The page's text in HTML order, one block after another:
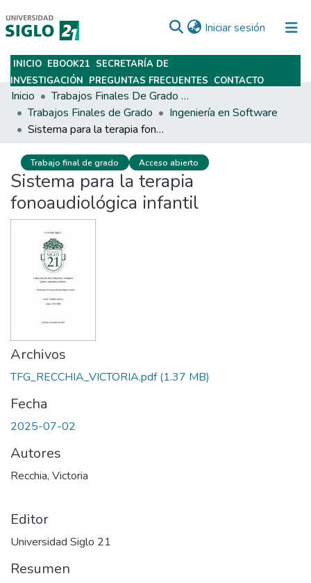
Iniciar sesión (current)
Subir
INICIO EBOOK21 SECRETARÍA DE
INVESTIGACIÓN PREGUNTAS FRECUENTES CONTACTO
Inicio
Trabajos Finales De Grado Y Posgrado
Trabajos Finales de Grado
Ingeniería en Software
Sistema para la terapia fonoaudiológica infantil
Trabajo final de grado Acceso abierto
Sistema para la terapia
fonoaudiológica infantil
Archivos
TFG_RECCHIA_VICTORIA.pdf(1.37 MB)
Fecha
2025-07-02
Autores
Recchia, Victoria
Editor
Universidad Siglo 21
Resumen